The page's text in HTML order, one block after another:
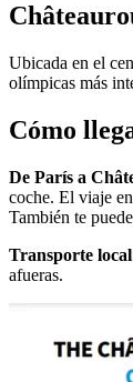
Ubicada en el
olímpicas más
Cómo
De París a
coche. El viaje
También te
Transporte
afueras.